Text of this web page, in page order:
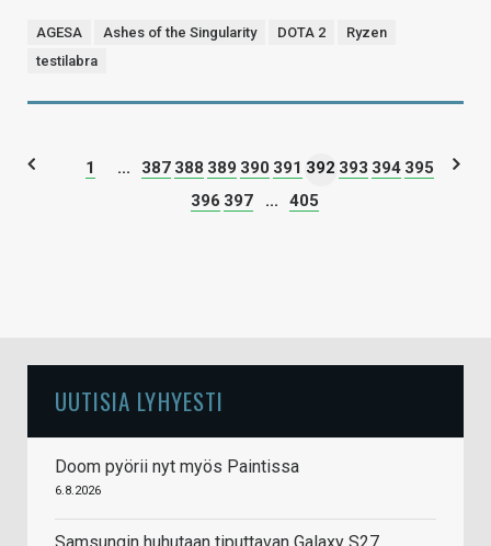
AGESA Ashes of the Singularity DOTA 2
Ryzen
testilabra
1 ... 387 388 389 390 391 392 393 394 395
396 397 ... 405
UUTISIA LYHYESTI
Doom pyörii nyt myös Paintissa
6.8.2026